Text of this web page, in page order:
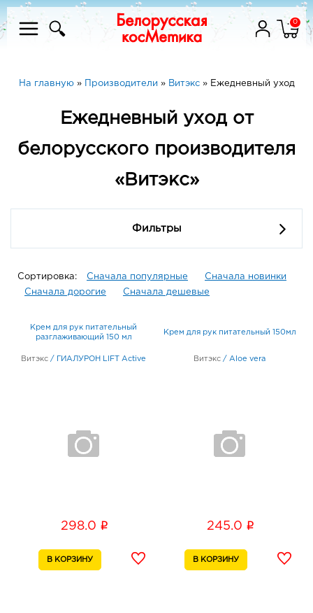
0
На главную» Производители » Витэкс» Ежедневный уход
Ежедневный уход от
белорусского производителя
«Витэкс»
Фильтры
Сортировка: Сначала популярные
Сначала новинки
Сначала дорогие
Сначала дешевые
Крем для рук питательный
разглаживающий 150 мл
Витэкс / ГИАЛУРОН LIFT Active
298.0 i
Крем для рук питательный 150мл
Витэкс / Aloe vera
245.0 i